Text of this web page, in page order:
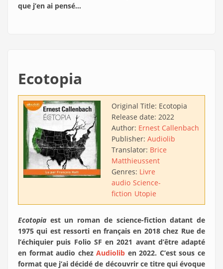
que j’en ai pensé…
Ecotopia
Original Title: Ecotopia
Release date: 2022
Author: Ernest Callenbach
Publisher: Audiolib
Translator: Brice
Matthieussent
Genres: Livre
audio Science-
fiction Utopie
Ecotopia est un roman de science-fiction datant de
1975 qui est ressorti en français en 2018 chez Rue de
l’échiquier puis Folio SF en 2021 avant d’être adapté
en format audio chezAudiolib en 2022. C’est sous ce
format que j’ai décidé de découvrir ce titre qui évoque